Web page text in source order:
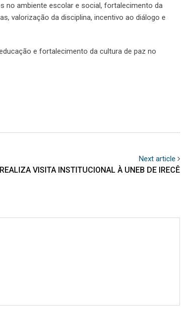
no ambiente escolar e social, fortalecimento da
valorização da disciplina, incentivo ao diálogo e
e fortalecimento da cultura de paz no
Next article
VISITA INSTITUCIONAL À UNEB DE IRECÊ